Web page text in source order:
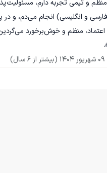
09 شهریور 1404 (بیشتر از 6 سال)